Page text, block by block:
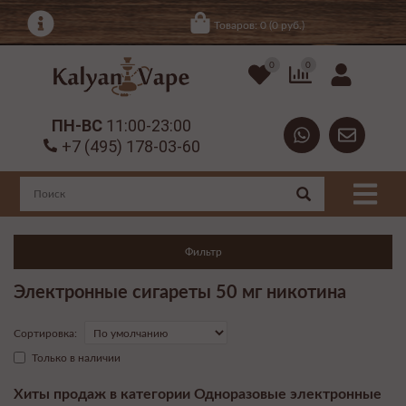
Товаров: 0 (0 руб.)
0 0
ПН-ВС 11:00-23:00
+7 (495) 178-03-60
Фильтр
Электронные сигареты 50 мг никотина
Сортировка:
Только в наличии
Хиты продаж в категории Одноразовые электронные